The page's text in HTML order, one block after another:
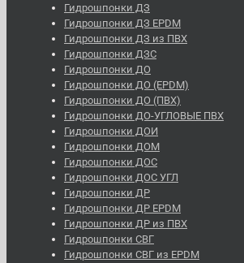
Гидрошпонки ДЗ
Гидрошпонки ДЗ EPDM
Гидрошпонки ДЗ из ПВХ
Гидрошпонки ДЗС
Гидрошпонки ДО
Гидрошпонки ДО (EPDM)
Гидрошпонки ДО (ПВХ)
Гидрошпонки ДО-УГЛОВЫЕ ПВХ
Гидрошпонки ДОИ
Гидрошпонки ДОМ
Гидрошпонки ДОС
Гидрошпонки ДОС УГЛ
Гидрошпонки ДР
Гидрошпонки ДР EPDM
Гидрошпонки ДР из ПВХ
Гидрошпонки СВГ
Гидрошпонки СВГ из EPDM